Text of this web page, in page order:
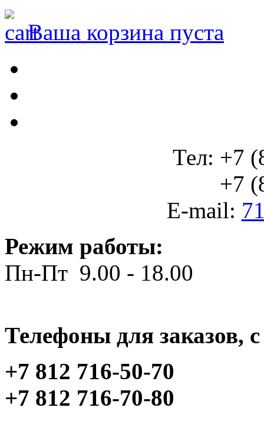
Ваша корзина пуста
Тел: +7
+7
E-mail:
Режим работы:
Пн-Пт 9.00 - 18.00
Телефоны для заказов,
+7 812 716-50-70
+7 812 716-70-80